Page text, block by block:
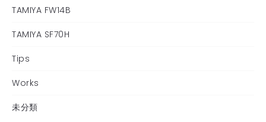
TAMIYA FW14B
TAMIYA SF70H
Tips
Works
未分類